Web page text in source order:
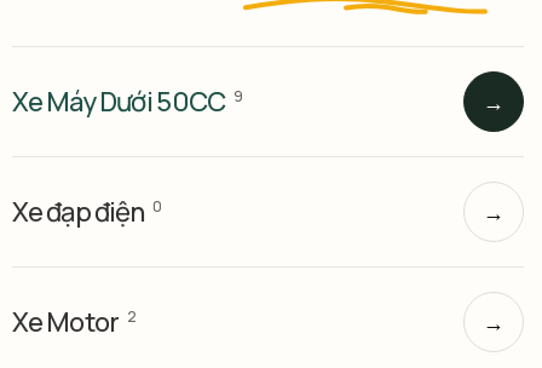
Xe Máy Dưới 50CC 9 →
Xe đạp điện 0 →
Xe Motor 2 →